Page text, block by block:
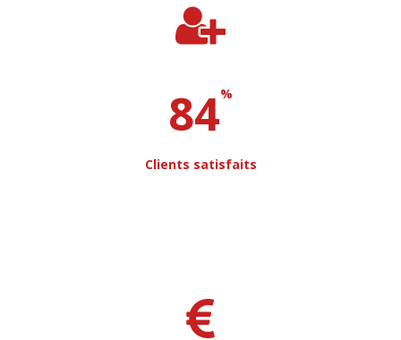
87%
Clients satisfaits